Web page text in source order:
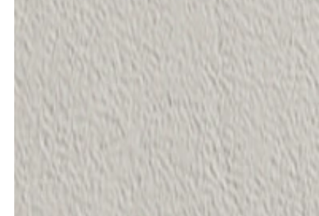
service